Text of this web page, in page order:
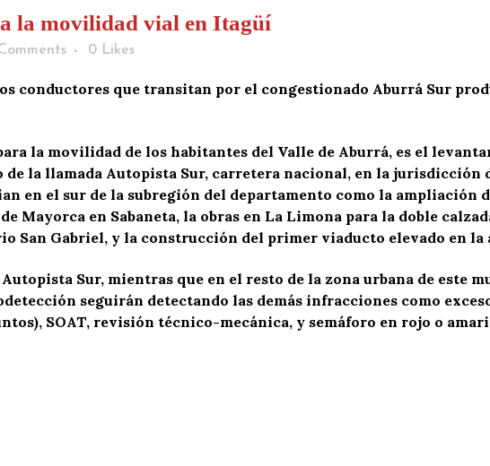
la movilidad vial en Itagüí
0 Likes
conductores que transitan por el congestionado Aburrá Sur
la movilidad de los habitantes del Valle de Aburrá, es el
de la llamada Autopista Sur, carretera nacional, en la jurisdicción
en el sur de la subregión del departamento como la ampliación
Mayorca en Sabaneta, la obras en La Limona para la doble
San Gabriel, y la construcción del primer viaducto elevado en la
Sur, mientras que en el resto de la zona urbana de este
seguirán detectando las demás infracciones como
SOAT, revisión técnico-mecánica, y semáforo en rojo o